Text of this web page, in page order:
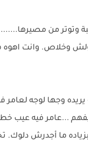
وتوتر من
وخلاص. وانت اهوه
يريده وجها لوجه لعامر
...عامر فيه عيب
ما أجدرش دلوك.